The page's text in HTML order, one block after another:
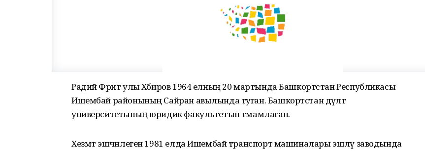
Радий Фәрит улы Хәбиров 1964 елның 20 мартында Башкортстан Республикасы
Ишембай районының Сайран авылында туган. Башкортстан дәүләт
университетының юридик факультетын тәмамлаган.
Хезмәт эшчәнлеген 1981 елда Ишембай транспорт машиналары эшләү заводында